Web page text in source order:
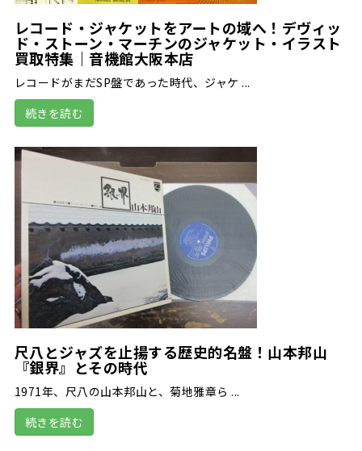
レコード・ジャケットをアートの域へ！デヴィッ
ド・ストーン・マーチンのジャケット・イラスト
買取特集｜音機館大阪本店
レコードがまだSP盤であった時代、ジャケ ...
続きを読む
尺八とジャズを止揚する歴史的名盤！山本邦山
『銀界』とその時代
1971年、尺八の山本邦山と、菊地雅章ら ...
続きを読む